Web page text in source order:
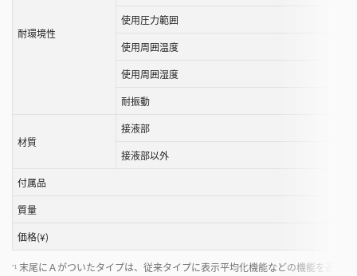
耐環境性
使用圧力範囲
使用周囲温度
使用周囲湿度
耐振動
材質
接液部
接液部以外
付属品
質量
価格(¥)
*1 末尾にＡがついたタイプは、従来タイプに表示平均化機能などの機能を追加し